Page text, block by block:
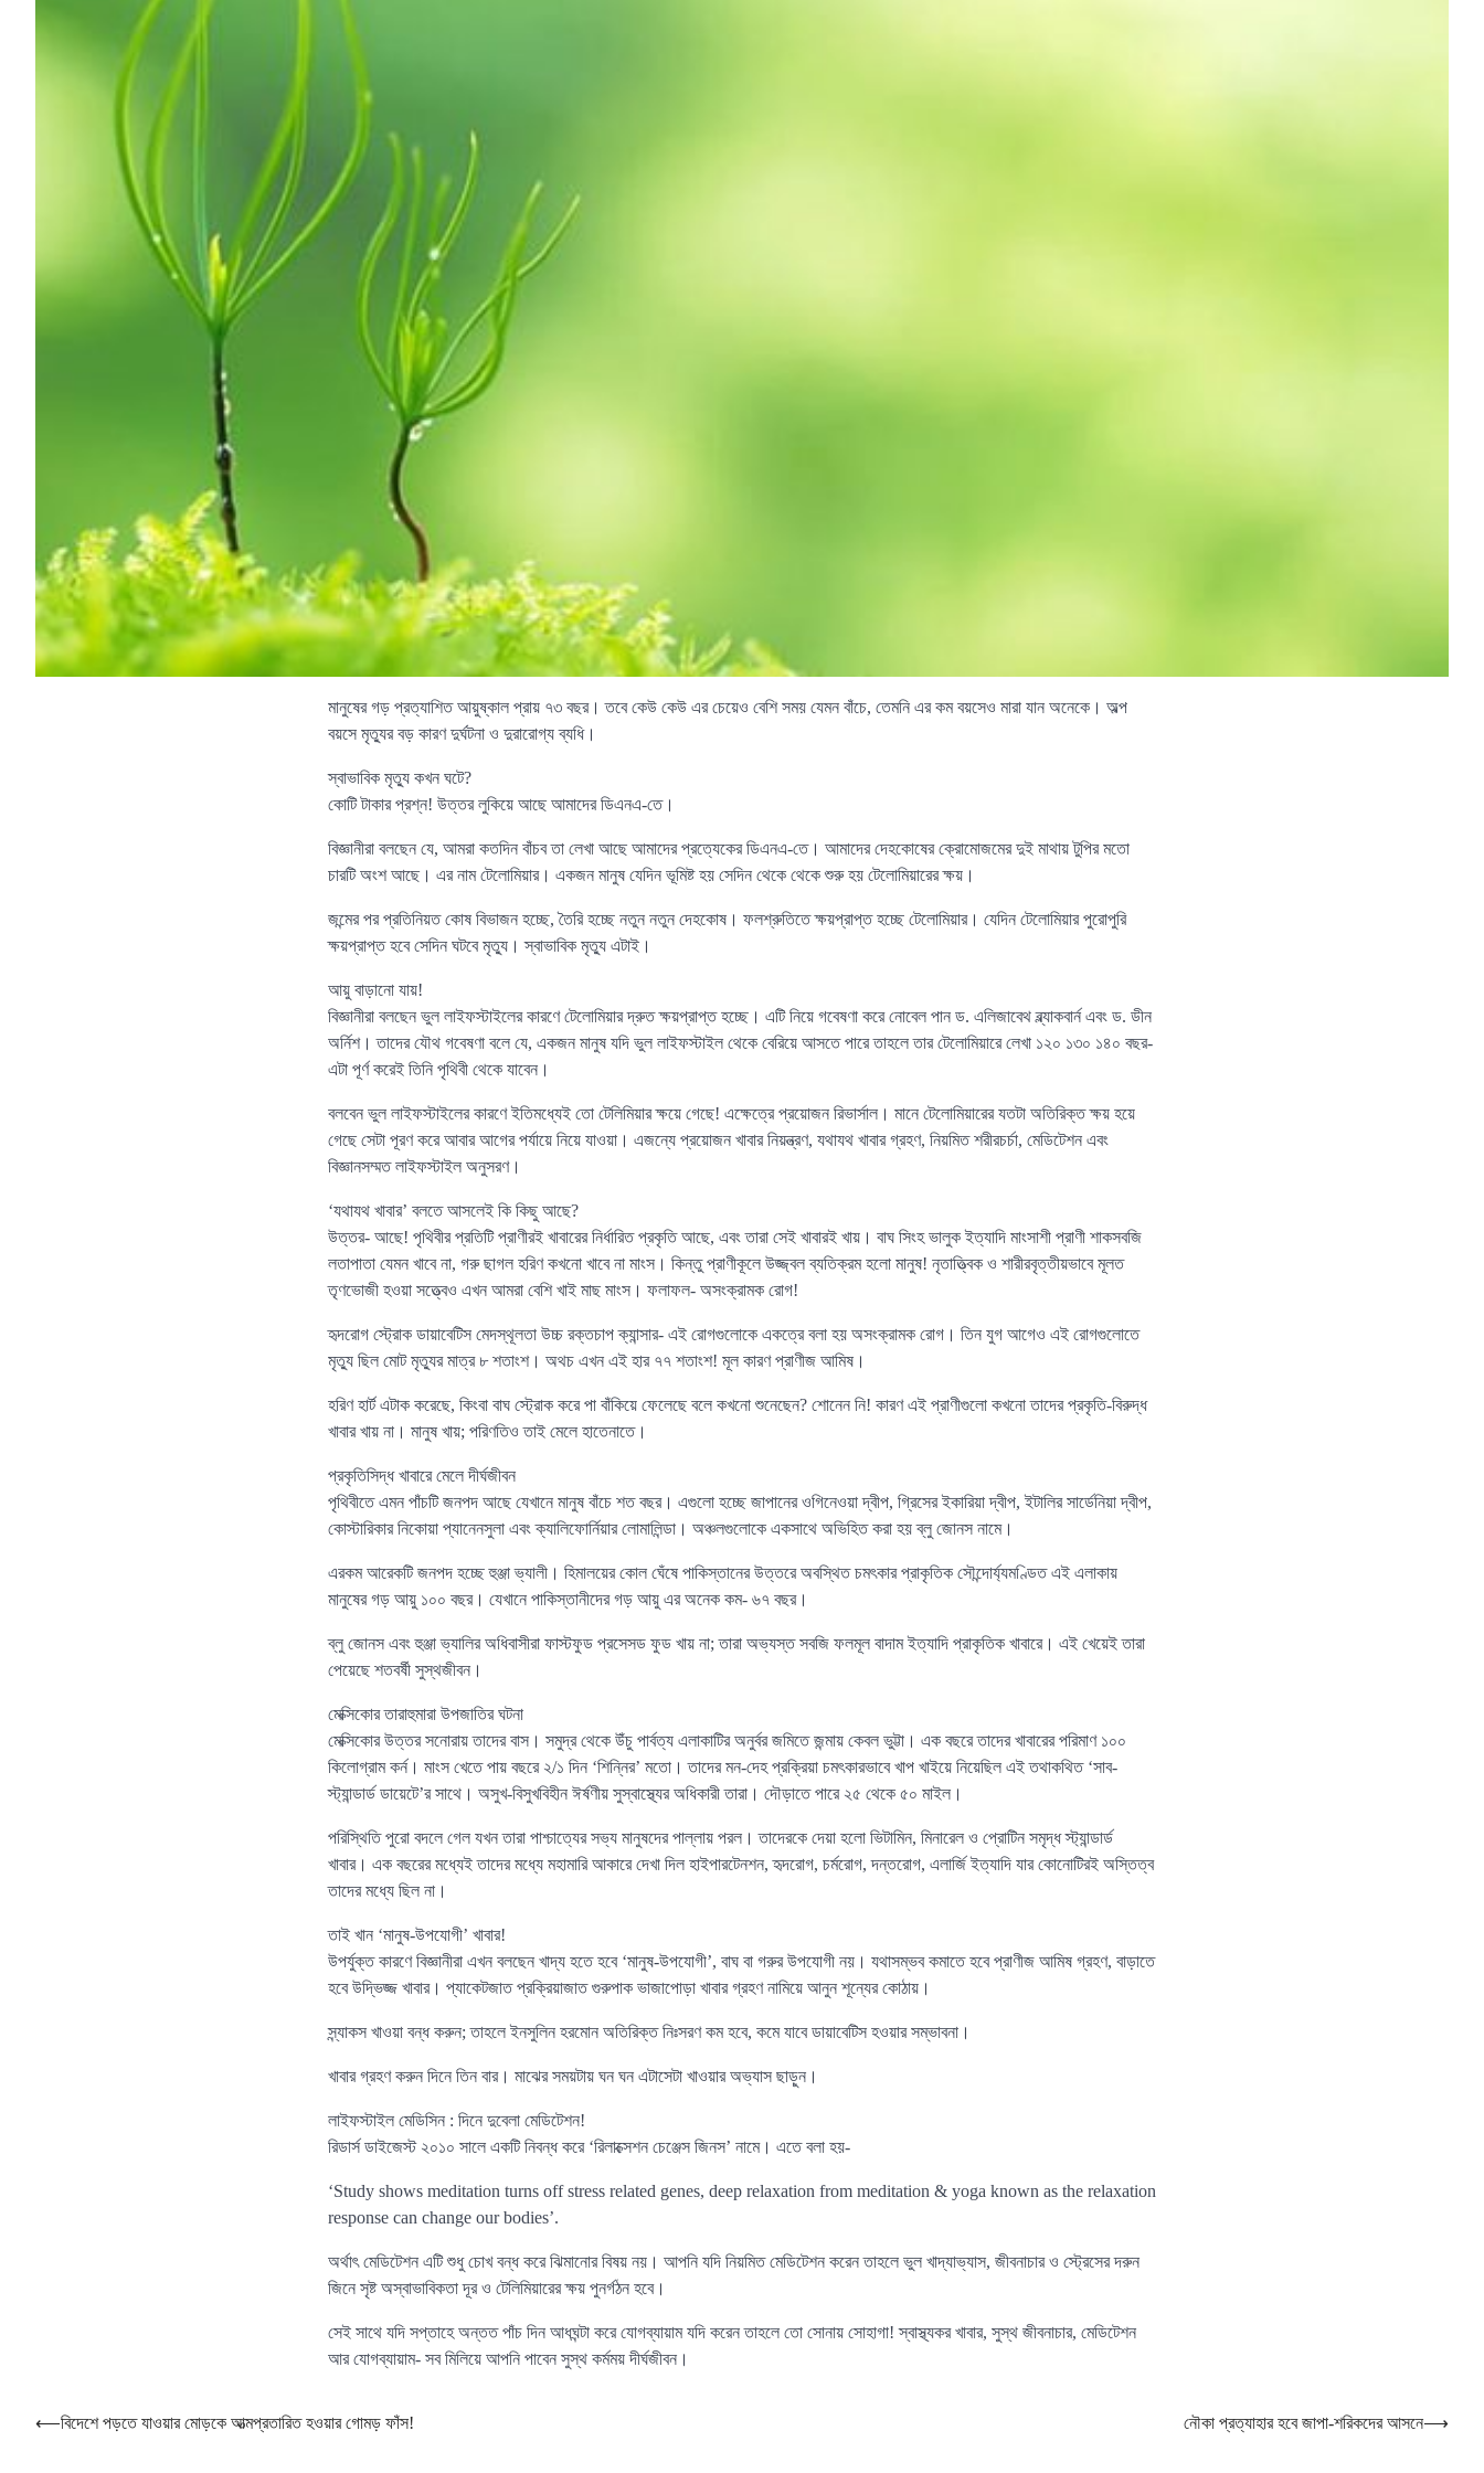
মানুষের গড় প্রত্যাশিত আয়ুষ্কাল প্রায় ৭৩ বছর। তবে কেউ কেউ এর চেয়েও বেশি সময় যেমন বাঁচে, তেমনি এর কম বয়সেও মারা যান অনেকে। অল্প
বয়সে মৃত্যুর বড় কারণ দুর্ঘটনা ও দুরারোগ্য ব্যধি।
স্বাভাবিক মৃত্যু কখন ঘটে?
কোটি টাকার প্রশ্ন! উত্তর লুকিয়ে আছে আমাদের ডিএনএ-তে।
বিজ্ঞানীরা বলছেন যে, আমরা কতদিন বাঁচব তা লেখা আছে আমাদের প্রত্যেকের ডিএনএ-তে। আমাদের দেহকোষের ক্রোমোজমের দুই মাথায় টুপির মতো
চারটি অংশ আছে। এর নাম টেলোমিয়ার। একজন মানুষ যেদিন ভূমিষ্ট হয় সেদিন থেকে থেকে শুরু হয় টেলোমিয়ারের ক্ষয়।
জন্মের পর প্রতিনিয়ত কোষ বিভাজন হচ্ছে, তৈরি হচ্ছে নতুন নতুন দেহকোষ। ফলশ্রুতিতে ক্ষয়প্রাপ্ত হচ্ছে টেলোমিয়ার। যেদিন টেলোমিয়ার পুরোপুরি
ক্ষয়প্রাপ্ত হবে সেদিন ঘটবে মৃত্যু। স্বাভাবিক মৃত্যু এটাই।
আয়ু বাড়ানো যায়!
বিজ্ঞানীরা বলছেন ভুল লাইফস্টাইলের কারণে টেলোমিয়ার দ্রুত ক্ষয়প্রাপ্ত হচ্ছে। এটি নিয়ে গবেষণা করে নোবেল পান ড. এলিজাবেথ ব্ল্যাকবার্ন এবং ড. ডীন
অর্নিশ। তাদের যৌথ গবেষণা বলে যে, একজন মানুষ যদি ভুল লাইফস্টাইল থেকে বেরিয়ে আসতে পারে তাহলে তার টেলোমিয়ারে লেখা ১২০ ১৩০ ১৪০ বছর-
এটা পূর্ণ করেই তিনি পৃথিবী থেকে যাবেন।
বলবেন ভুল লাইফস্টাইলের কারণে ইতিমধ্যেই তো টেলিমিয়ার ক্ষয়ে গেছে! এক্ষেত্রে প্রয়োজন রিভার্সাল। মানে টেলোমিয়ারের যতটা অতিরিক্ত ক্ষয় হয়ে
গেছে সেটা পূরণ করে আবার আগের পর্যায়ে নিয়ে যাওয়া। এজন্যে প্রয়োজন খাবার নিয়ন্ত্রণ, যথাযথ খাবার গ্রহণ, নিয়মিত শরীরচর্চা, মেডিটেশন এবং
বিজ্ঞানসম্মত লাইফস্টাইল অনুসরণ।
‘যথাযথ খাবার’ বলতে আসলেই কি কিছু আছে?
উত্তর- আছে! পৃথিবীর প্রতিটি প্রাণীরই খাবারের নির্ধারিত প্রকৃতি আছে, এবং তারা সেই খাবারই খায়। বাঘ সিংহ ভালুক ইত্যাদি মাংসাশী প্রাণী শাকসবজি
লতাপাতা যেমন খাবে না, গরু ছাগল হরিণ কখনো খাবে না মাংস। কিন্তু প্রাণীকূলে উজ্জ্বল ব্যতিক্রম হলো মানুষ! নৃতাত্ত্বিক ও শারীরবৃত্তীয়ভাবে মূলত
তৃণভোজী হওয়া সত্ত্বেও এখন আমরা বেশি খাই মাছ মাংস। ফলাফল- অসংক্রামক রোগ!
হৃদরোগ স্ট্রোক ডায়াবেটিস মেদস্থূলতা উচ্চ রক্তচাপ ক্যান্সার- এই রোগগুলোকে একত্রে বলা হয় অসংক্রামক রোগ। তিন যুগ আগেও এই রোগগুলোতে
মৃত্যু ছিল মোট মৃত্যুর মাত্র ৮ শতাংশ। অথচ এখন এই হার ৭৭ শতাংশ! মূল কারণ প্রাণীজ আমিষ।
হরিণ হার্ট এটাক করেছে, কিংবা বাঘ স্ট্রোক করে পা বাঁকিয়ে ফেলেছে বলে কখনো শুনেছেন? শোনেন নি! কারণ এই প্রাণীগুলো কখনো তাদের প্রকৃতি-বিরুদ্ধ
খাবার খায় না। মানুষ খায়; পরিণতিও তাই মেলে হাতেনাতে।
প্রকৃতিসিদ্ধ খাবারে মেলে দীর্ঘজীবন
পৃথিবীতে এমন পাঁচটি জনপদ আছে যেখানে মানুষ বাঁচে শত বছর। এগুলো হচ্ছে জাপানের ওগিনেওয়া দ্বীপ, গ্রিসের ইকারিয়া দ্বীপ, ইটালির সার্ডেনিয়া দ্বীপ,
কোস্টারিকার নিকোয়া প্যানেনসুলা এবং ক্যালিফোর্নিয়ার লোমালিন্ডা। অঞ্চলগুলোকে একসাথে অভিহিত করা হয় ব্লু জোনস নামে।
এরকম আরেকটি জনপদ হচ্ছে হুঞ্জা ভ্যালী। হিমালয়ের কোল ঘেঁষে পাকিস্তানের উত্তরে অবস্থিত চমৎকার প্রাকৃতিক সৌন্দোর্য্যমণ্ডিত এই এলাকায়
মানুষের গড় আয়ু ১০০ বছর। যেখানে পাকিস্তানীদের গড় আয়ু এর অনেক কম- ৬৭ বছর।
ব্লু জোনস এবং হুঞ্জা ভ্যালির অধিবাসীরা ফাস্টফুড প্রসেসড ফুড খায় না; তারা অভ্যস্ত সবজি ফলমূল বাদাম ইত্যাদি প্রাকৃতিক খাবারে। এই খেয়েই তারা
পেয়েছে শতবর্ষী সুস্থজীবন।
মেক্সিকোর তারাহুমারা উপজাতির ঘটনা
মেক্সিকোর উত্তর সনোরায় তাদের বাস। সমুদ্র থেকে উঁচু পার্বত্য এলাকাটির অনুর্বর জমিতে জন্মায় কেবল ভুট্টা। এক বছরে তাদের খাবারের পরিমাণ ১০০
কিলোগ্রাম কর্ন। মাংস খেতে পায় বছরে ২/১ দিন ‘শিন্নির’ মতো। তাদের মন-দেহ প্রক্রিয়া চমৎকারভাবে খাপ খাইয়ে নিয়েছিল এই তথাকথিত ‘সাব-
স্ট্যান্ডার্ড ডায়েটে’র সাথে। অসুখ-বিসুখবিহীন ঈর্ষণীয় সুস্বাস্থ্যের অধিকারী তারা। দৌড়াতে পারে ২৫ থেকে ৫০ মাইল।
পরিস্থিতি পুরো বদলে গেল যখন তারা পাশ্চাত্যের সভ্য মানুষদের পাল্লায় পরল। তাদেরকে দেয়া হলো ভিটামিন, মিনারেল ও প্রোটিন সমৃদ্ধ স্ট্যান্ডার্ড
খাবার। এক বছরের মধ্যেই তাদের মধ্যে মহামারি আকারে দেখা দিল হাইপারটেনশন, হৃদরোগ, চর্মরোগ, দন্তরোগ, এলার্জি ইত্যাদি যার কোনোটিরই অস্তিত্ব
তাদের মধ্যে ছিল না।
তাই খান ‘মানুষ-উপযোগী’ খাবার!
উপর্যুক্ত কারণে বিজ্ঞানীরা এখন বলছেন খাদ্য হতে হবে ‘মানুষ-উপযোগী’, বাঘ বা গরুর উপযোগী নয়। যথাসম্ভব কমাতে হবে প্রাণীজ আমিষ গ্রহণ, বাড়াতে
হবে উদ্ভিজ্জ খাবার। প্যাকেটজাত প্রক্রিয়াজাত গুরুপাক ভাজাপোড়া খাবার গ্রহণ নামিয়ে আনুন শূন্যের কোঠায়।
স্ন্যাকস খাওয়া বন্ধ করুন; তাহলে ইনসুলিন হরমোন অতিরিক্ত নিঃসরণ কম হবে, কমে যাবে ডায়াবেটিস হওয়ার সম্ভাবনা।
খাবার গ্রহণ করুন দিনে তিন বার। মাঝের সময়টায় ঘন ঘন এটাসেটা খাওয়ার অভ্যাস ছাড়ুন।
লাইফস্টাইল মেডিসিন : দিনে দুবেলা মেডিটেশন!
রিডার্স ডাইজেস্ট ২০১০ সালে একটি নিবন্ধ করে ‘রিলাক্সেশন চেঞ্জেস জিনস’ নামে। এতে বলা হয়-
‘Study shows meditation turns off stress related genes, deep relaxation from meditation & yoga known as the relaxation
response can change our bodies’.
অর্থাৎ মেডিটেশন এটি শুধু চোখ বন্ধ করে ঝিমানোর বিষয় নয়। আপনি যদি নিয়মিত মেডিটেশন করেন তাহলে ভুল খাদ্যাভ্যাস, জীবনাচার ও স্ট্রেসের দরুন
জিনে সৃষ্ট অস্বাভাবিকতা দূর ও টেলিমিয়ারের ক্ষয় পুনর্গঠন হবে।
সেই সাথে যদি সপ্তাহে অন্তত পাঁচ দিন আধঘন্টা করে যোগব্যায়াম যদি করেন তাহলে তো সোনায় সোহাগা! স্বাস্থ্যকর খাবার, সুস্থ জীবনাচার, মেডিটেশন
আর যোগব্যায়াম- সব মিলিয়ে আপনি পাবেন সুস্থ কর্মময় দীর্ঘজীবন।
Post
⟵বিদেশে পড়তে যাওয়ার মোড়কে আত্মপ্রতারিত হওয়ার গোমড় ফাঁস! নৌকা প্রত্যাহার হবে জাপা-শরিকদের আসনে⟶